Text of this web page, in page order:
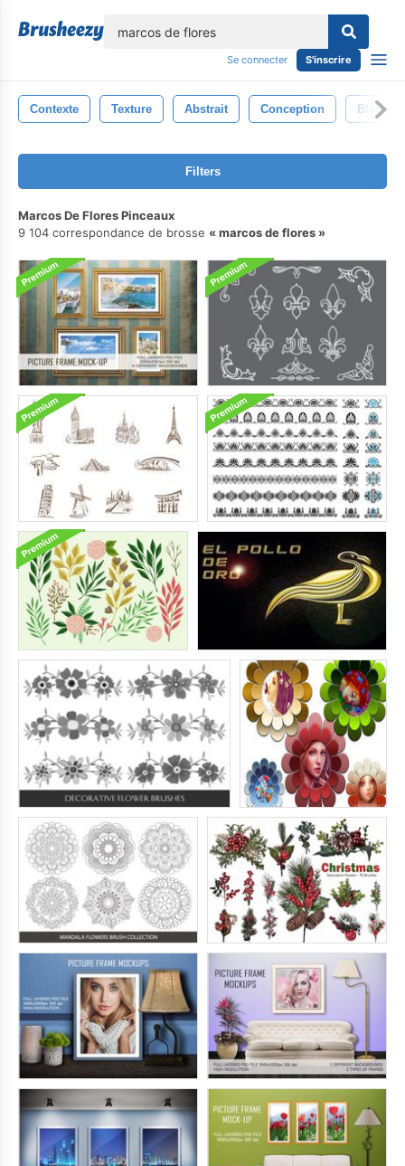
Se connecter S'inscrire
Contexte Texture Abstrait Conception Blanc
Filters
Marcos De Flores Pinceaux
9 104 correspondance de brosse
marcos de flores